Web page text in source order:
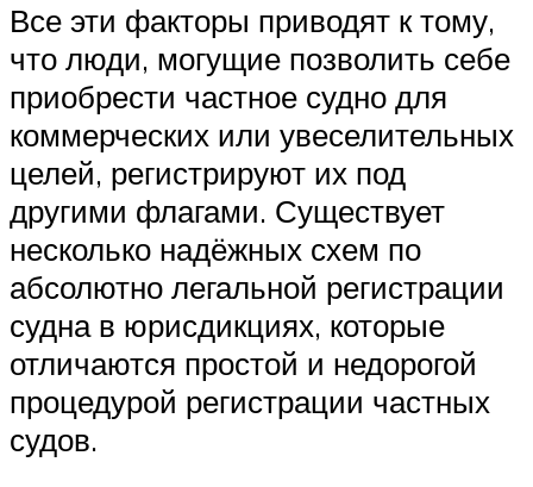
Все эти факторы приводят к тому,
что люди, могущие позволить себе
приобрести частное судно для
коммерческих или увеселительных
целей, регистрируют их под
другими флагами. Существует
несколько надёжных схем по
абсолютно легальной регистрации
судна в юрисдикциях, которые
отличаются простой и недорогой
процедурой регистрации частных
судов.